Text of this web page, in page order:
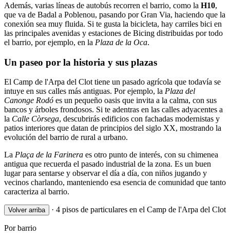
Además, varias líneas de autobús recorren el barrio, como la H10,
que va de Badal a Poblenou, pasando por Gran Via, haciendo que la
conexión sea muy fluida. Si te gusta la bicicleta, hay carriles bici en
las principales avenidas y estaciones de Bicing distribuidas por todo
el barrio, por ejemplo, en la Plaza de la Oca.
Un paseo por la historia y sus plazas
El Camp de l'Arpa del Clot tiene un pasado agrícola que todavía se
intuye en sus calles más antiguas. Por ejemplo, la Plaza del
Canonge Rodó es un pequeño oasis que invita a la calma, con sus
bancos y árboles frondosos. Si te adentras en las calles adyacentes a
la Calle Còrsega, descubrirás edificios con fachadas modernistas y
patios interiores que datan de principios del siglo XX, mostrando la
evolución del barrio de rural a urbano.
La Plaça de la Farinera es otro punto de interés, con su chimenea
antigua que recuerda el pasado industrial de la zona. Es un buen
lugar para sentarse y observar el día a día, con niños jugando y
vecinos charlando, manteniendo esa esencia de comunidad que tanto
caracteriza al barrio.
Volver arriba · 4 pisos de particulares en el Camp de l'Arpa del Clot
Por barrio